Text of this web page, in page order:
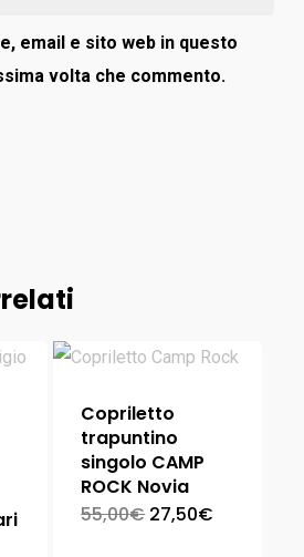
email e sito web in questo
volta che commento.
Copriletto
trapuntino
singolo CAMP
ROCK Novia
55,00€ 27,50€